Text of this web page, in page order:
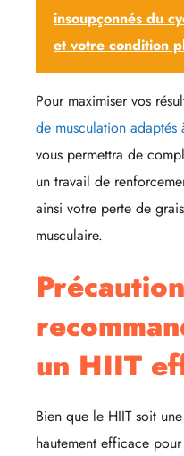
insoupçonnés du
et votre condition
Pour maximiser vos
de musculation
vous permettra de
un travail de
ainsi votre perte de
musculaire.
un HIIT
Bien que le HIIT soit
hautement efficace